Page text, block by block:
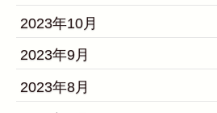
2023年10月
2023年9月
2023年8月